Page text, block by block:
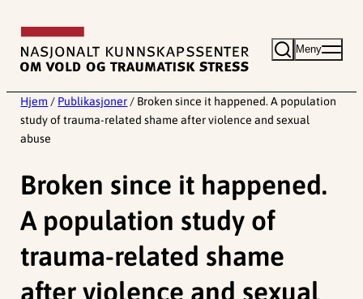
innhold
Meny
Hjem / Publikasjoner / Broken since it happened. A population
study of trauma-related shame after violence and sexual
abuse
Broken since it happened.
A population study of
trauma-related shame
after violence and sexual